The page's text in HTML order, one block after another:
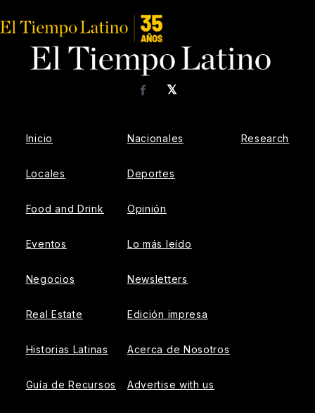
𝕏
Facebook
Inicio
Locales
Food and Drink
Eventos
Negocios
Real Estate
Historias Latinas
Guía de Recursos
Nacionales
Deportes
Opinión
Lo más leído
Newsletters
Edición impresa
Acerca de Nosotros
Advertise with us
Research